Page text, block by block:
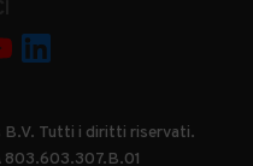
Tutti i diritti riservati.
803.603.307.B.01